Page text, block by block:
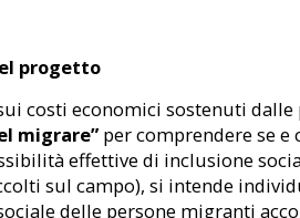
progetto
costi economici sostenuti
migrare”per comprendere se e
effettive di inclusione
sul campo), si intende
delle persone migranti